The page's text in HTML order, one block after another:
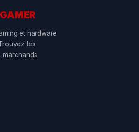
GAMER
et hardware
les
marchands